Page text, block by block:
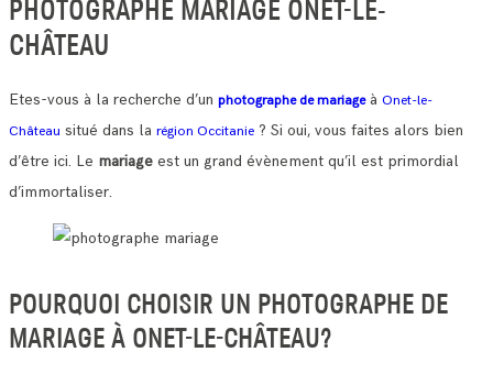
PHOTOGRAPHE MARIAGE ONET-LE-
CHÂTEAU
Etes-vous à la recherche d’un photographe de mariageà Onet-le-
Château situé dans la région Occitanie ? Si oui, vous faites alors bien
d’être ici. Le mariage est un grand évènement qu’il est primordial
d’immortaliser.
POURQUOI CHOISIR UN PHOTOGRAPHE DE
MARIAGE À ONET-LE-CHÂTEAU?